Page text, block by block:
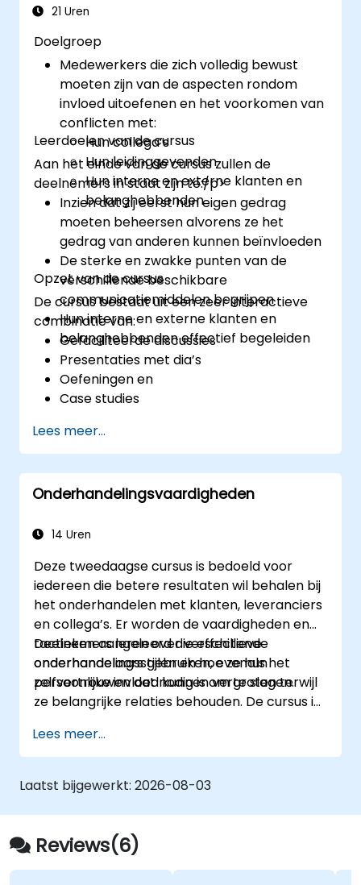
21 Uren
Doelgroep
Medewerkers die zich volledig bewust
moeten zijn van de aspecten rondom
invloed uitoefenen en het voorkomen van
conflicten met:
Hun collega’s
Hun leidinggevenden
Hun interne en externe klanten en
belanghebbenden
Leerdoelen van de cursus
Aan het einde van de cursus zullen de
deelnemers in staat zijn te:/p>
Inzien dat zij eerst hun eigen gedrag
moeten beheersen alvorens ze het
gedrag van anderen kunnen beïnvloeden
De sterke en zwakke punten van de
verschillende beschikbare
communicatiemiddelen begrijpen
Hun interne en externe klanten en
belanghebbenden effectief begeleiden
Opzet van de cursus
De cursus bestaat uit een zeer interactieve
combinatie van:
Gefaciliteerde discussies
Presentaties met dia’s
Oefeningen en
Case studies
Lees meer...
Onderhandelingsvaardigheden
14 Uren
Deze tweedaagse cursus is bedoeld voor
iedereen die betere resultaten wil behalen bij
het onderhandelen met klanten, leveranciers
en collega’s. Er worden de vaardigheden en
tactieken aangeleerd die effectieve
onderhandelaars gebruiken, evenals het
zelfvertrouwen dat nodig is om te slagen.
Deelnemers leren over verschillende
onderhandelingsstijlen en hoe ze hun
persoonlijke invloed kunnen vergroten terwijl
ze belangrijke relaties behouden. De cursus is
combinatie van colleges, discussies,
begeleiding en oefeningen.
Lees meer...
Laatst bijgewerkt: 2026-08-03
Reviews(6)